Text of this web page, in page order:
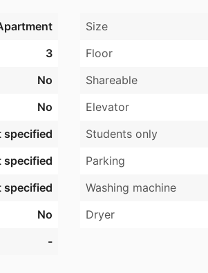
Size
3 Floor
No Shareable
No Elevator
specified Students only
specified Parking
specified Washing machine
No Dryer
-